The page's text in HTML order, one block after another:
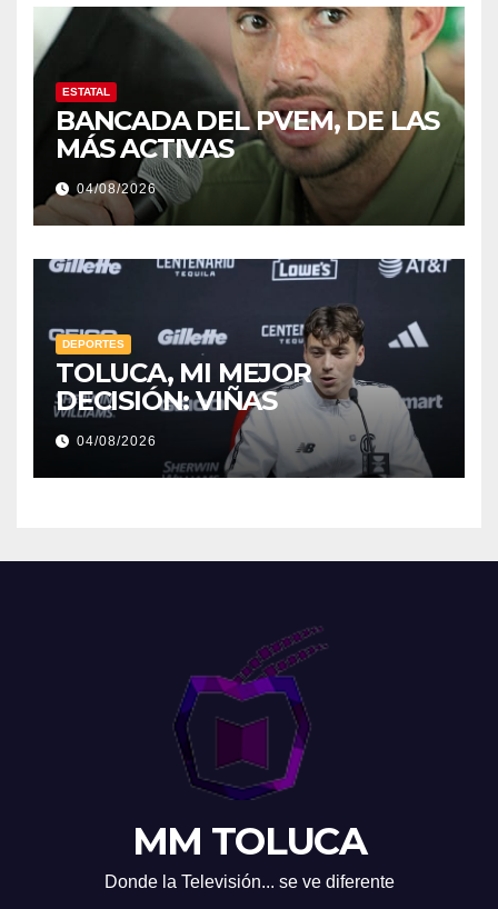
ESTATAL
BANCADA DEL PVEM, DE LAS
MÁS ACTIVAS
04/08/2026
DEPORTES
TOLUCA, MI MEJOR
DECISIÓN: VIÑAS
04/08/2026
MM TOLUCA
Donde la Televisión... se ve diferente